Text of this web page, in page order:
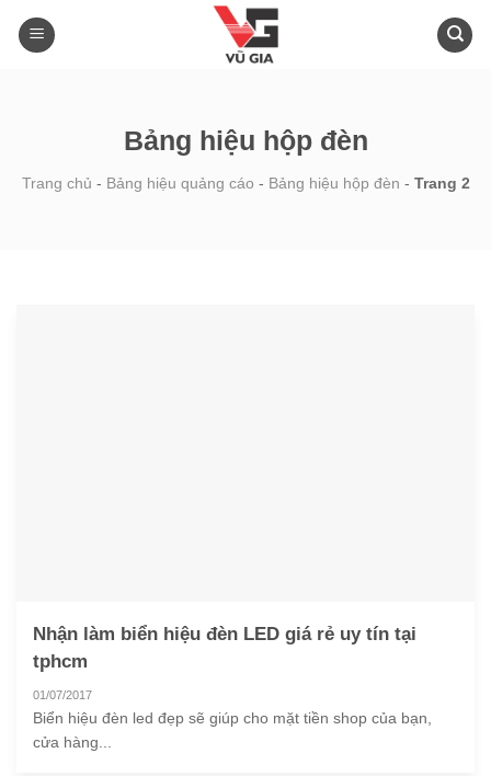
Bảng hiệu hộp đèn
Trang chủ - Bảng hiệu quảng cáo - Bảng hiệu hộp đèn - Trang 2
Nhận làm biển hiệu đèn LED giá rẻ uy tín tại
tphcm
01/07/2017
Biển hiệu đèn led đẹp sẽ giúp cho mặt tiền shop của bạn,
cửa hàng...